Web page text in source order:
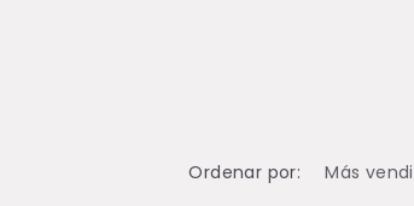
Ordenar por: